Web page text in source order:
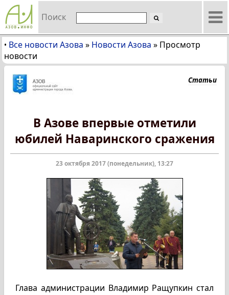
Поиск
• Все новости Азова » Новости Азова » Просмотр
новости
Статьи
В Азове впервые отметили
юбилей Наваринского сражения
23 октября 2017 (понедельник), 13:27
Глава администрации Владимир Ращупкин стал